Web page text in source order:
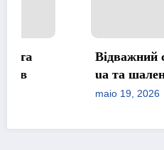
Відважний старт у
ua та шаленством
maio 19, 2026 Palmas News